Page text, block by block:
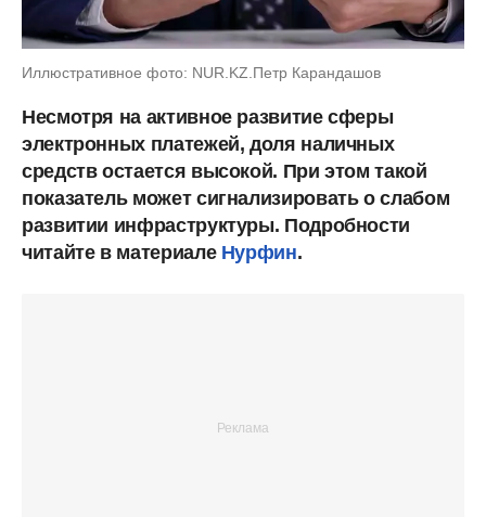
Иллюстративное фото: NUR.KZ.Петр Карандашов
Несмотря на активное развитие сферы
электронных платежей, доля наличных
средств остается высокой. При этом такой
показатель может сигнализировать о слабом
развитии инфраструктуры. Подробности
читайте в материале Нурфин.